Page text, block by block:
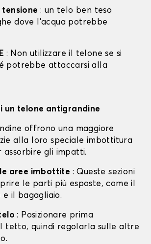
: un telo ben teso
dove l'acqua potrebbe
: Non utilizzare il telone se si
potrebbe attaccarsi alla
un telone antigrandine
offrono una maggiore
alla loro speciale imbottitura
gli impatti.
aree imbottite : Queste sezioni
le parti più esposte, come il
il bagagliaio.
: Posizionare prima
tetto, quindi regolarla sulle altre